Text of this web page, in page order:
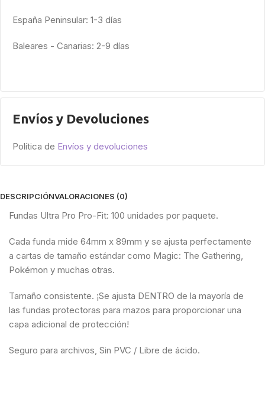
España Peninsular: 1-3 días
Baleares - Canarias: 2-9 días
Envíos y Devoluciones
Política de Envíos y devoluciones
DESCRIPCIÓNVALORACIONES (0)
Fundas Ultra Pro Pro-Fit: 100 unidades por paquete.
Cada funda mide 64mm x 89mm y se ajusta perfectamente
a cartas de tamaño estándar como Magic: The Gathering,
Pokémon y muchas otras.
Tamaño consistente. ¡Se ajusta DENTRO de la mayoría de
las fundas protectoras para mazos para proporcionar una
capa adicional de protección!
Seguro para archivos, Sin PVC / Libre de ácido.